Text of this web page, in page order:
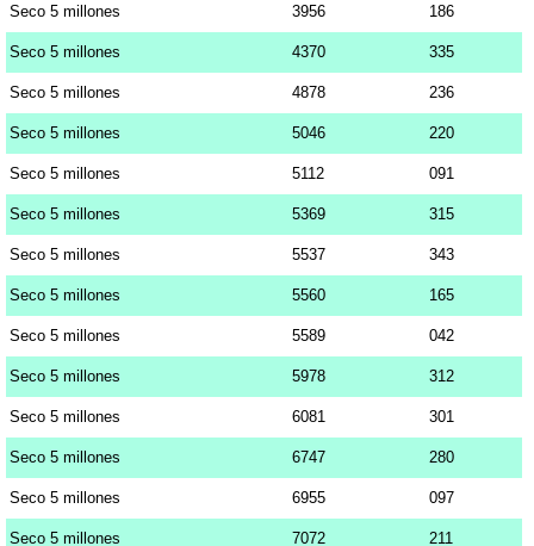
Seco 5 millones 3956 186
Seco 5 millones 4370 335
Seco 5 millones 4878 236
Seco 5 millones 5046 220
Seco 5 millones 5112 091
Seco 5 millones 5369 315
Seco 5 millones 5537 343
Seco 5 millones 5560 165
Seco 5 millones 5589 042
Seco 5 millones 5978 312
Seco 5 millones 6081 301
Seco 5 millones 6747 280
Seco 5 millones 6955 097
Seco 5 millones 7072 211